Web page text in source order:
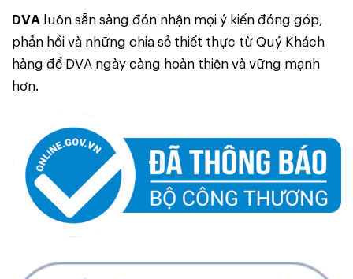
DVA luôn sẵn sàng đón nhận mọi ý kiến đóng góp,
phản hồi và những chia sẻ thiết thực từ Quý Khách
hàng để DVA ngày càng hoàn thiện và vững mạnh
hơn.